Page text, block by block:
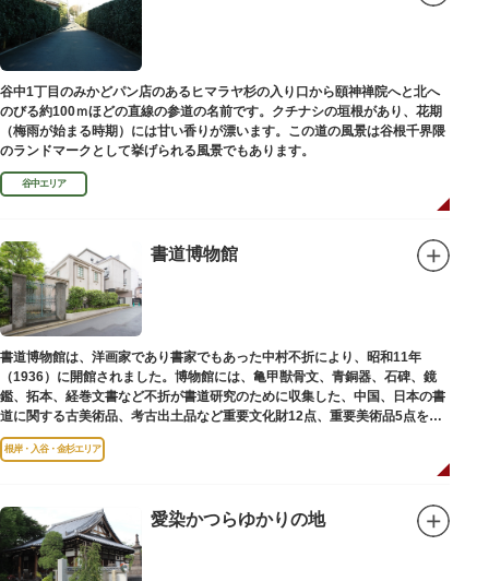
谷中1丁目のみかどパン店のあるヒマラヤ杉の入り口から頤神禅院へと北へ
のびる約100ｍほどの直線の参道の名前です。クチナシの垣根があり、花期
（梅雨が始まる時期）には甘い香りが漂います。この道の風景は谷根千界隈
のランドマークとして挙げられる風景でもあります。
谷中エリア
書道博物館
書道博物館は、洋画家であり書家でもあった中村不折により、昭和11年
（1936）に開館されました。博物館には、亀甲獣骨文、青銅器、石碑、鏡
鑑、拓本、経巻文書など不折が書道研究のために収集した、中国、日本の書
道に関する古美術品、考古出土品など重要文化財12点、重要美術品5点を含
む約16000点が収蔵されています。
根岸・入谷・金杉エリア
愛染かつらゆかりの地